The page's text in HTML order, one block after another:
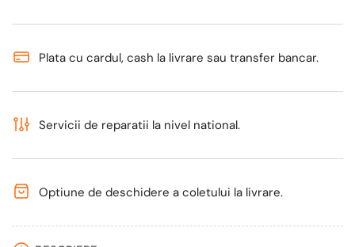
Plata cu cardul, cash la livrare sau transfer bancar.
Servicii de reparatii la nivel national.
Optiune de deschidere a coletului la livrare.